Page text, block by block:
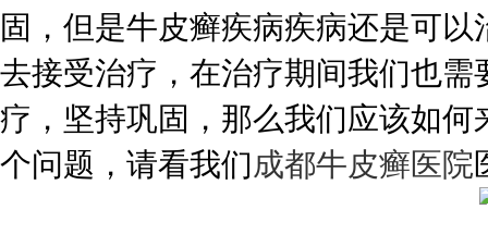
固，但是牛皮癣疾病疾病还是可
去接受治疗，在治疗期间我们也
疗，坚持巩固，那么我们应该如
个问题，请看我们成都牛皮癣医院